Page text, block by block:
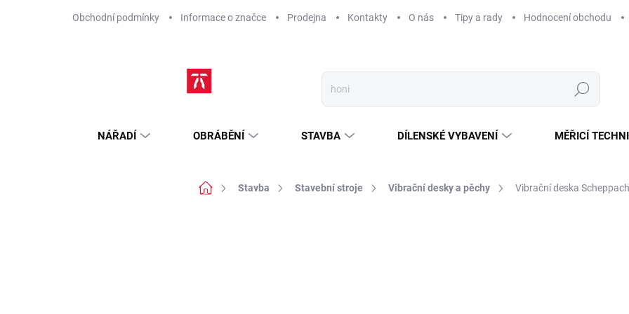
Obchodní podmínky Informace o značce Prodejna Kontakty O nás Tipy a rady Hodnocení obchodu
Hledat
NÁŘADÍ OBRÁBĚNÍ STAVBA DÍLENSKÉ VYBAVENÍ MĚŘICÍ
Domů Stavba Stavební stroje Vibrační desky a pěchy Vibrační deska